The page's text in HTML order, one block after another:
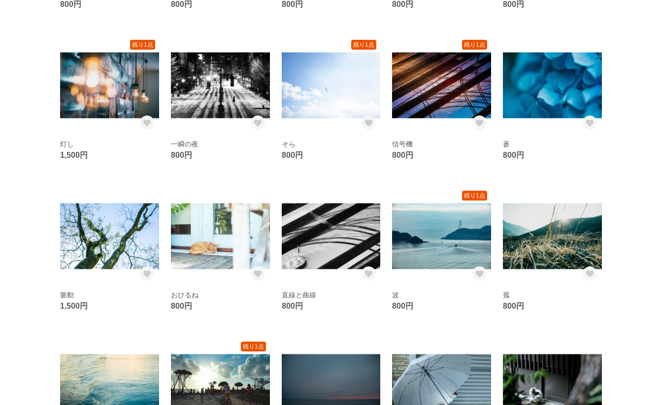
800円 800円 800円 800円 800円
残り1点
灯し
1,500円
一瞬の夜
800円
残り1点
そら
800円
残り1点
信号機
800円
蒼
800円
脈動
1,500円
おひるね
800円
直線と曲線
800円
残り1点
波
800円
孤
800円
残り1点